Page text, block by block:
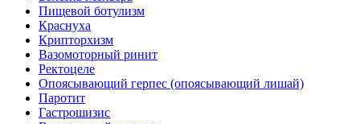
Пищевой ботулизм
Краснуха
Крипторхизм
Вазомоторный ринит
Ректоцеле
Опоясывающий герпес (опоясывающий лишай)
Паротит
Гастрошизис